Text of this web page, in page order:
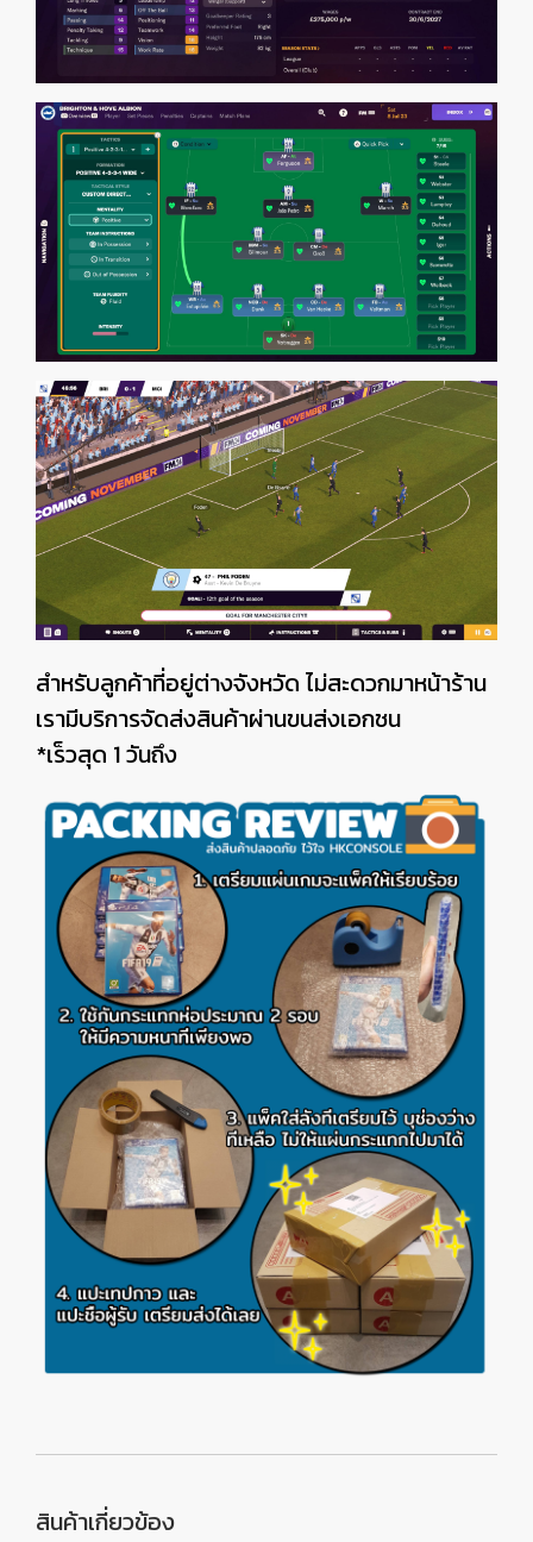
สำหรับลูกค้าที่อยู่ต่างจังหวัด ไม่สะดวกมาหน้าร้าน
เรามีบริการจัดส่งสินค้าผ่านขนส่งเอกชน
*เร็วสุด 1 วันถึง
สินค้าเกี่ยวข้อง